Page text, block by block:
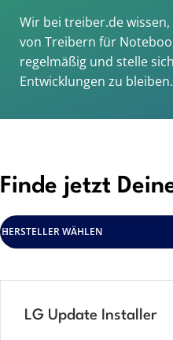
Wir bei treiber.de
von Treibern für
regelmäßig und stelle
Entwicklungen zu bleiben.
Finde jetzt
HERSTELLER WÄHLEN
LG Update Installer